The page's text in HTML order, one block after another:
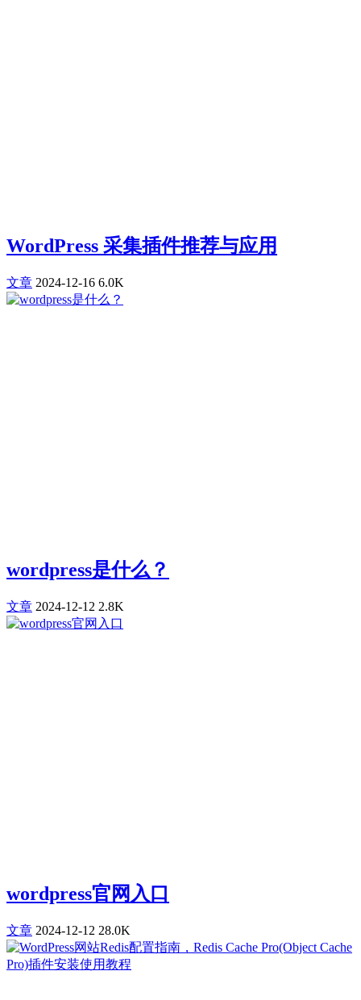
WordPress 采集插件推荐与应用
文章 2024-12-16 6.0K
wordpress是什么？
文章 2024-12-12 2.8K
wordpress官网入口
文章 2024-12-12 28.0K